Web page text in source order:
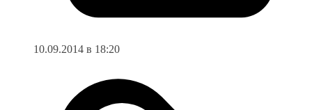
10.09.2014 в 18:20